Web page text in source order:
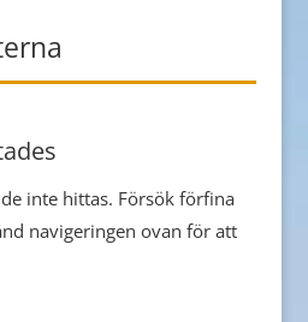
inte hittas. Försök förfina
navigeringen ovan för att